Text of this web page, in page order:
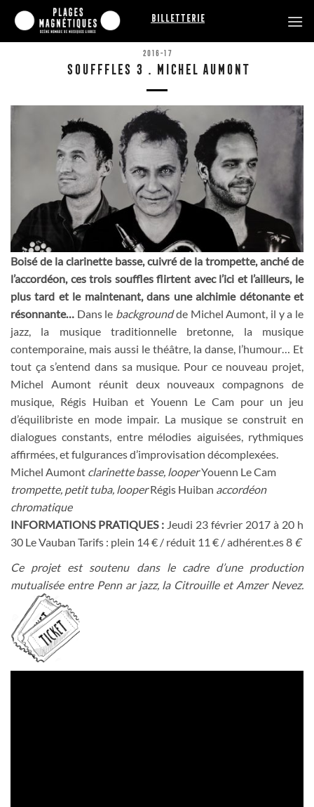
Passer
contenu
Billetterie
2016-17
SOUFFFLES 3 . MICHEL AUMONT
Boisé de la clarinette basse, cuivré de la trompette, anché de
l’accordéon, ces trois souffles flirtent avec l’ici et l’ailleurs, le
plus tard et le maintenant, dans une alchimie détonante et
résonnante… Dans le backgroundde Michel Aumont, il y a le
jazz, la musique traditionnelle bretonne, la musique
contemporaine, mais aussi le théâtre, la danse, l’humour… Et
tout ça s’entend dans sa musique. Pour ce nouveau projet,
Michel Aumont réunit deux nouveaux compagnons de
musique, Régis Huiban et Youenn Le Cam pour un jeu
d’équilibriste en mode impair. La musique se construit en
dialogues constants, entre mélodies aiguisées, rythmiques
affirmées, et fulgurances d’improvisation décomplexées.
Michel Aumont clarinette basse, looperYouenn Le Cam
trompette, petit tuba, looperRégis Huiban accordéon
chromatique
INFORMATIONS PRATIQUES : Jeudi 23 février 2017 à 20 h
30 Le Vauban Tarifs : plein 14 € / réduit 11 € / adhérent.es 8 €
Ce projet est soutenu dans le cadre d’une production
mutualisée entre Penn ar jazz, la Citrouille et Amzer Nevez.